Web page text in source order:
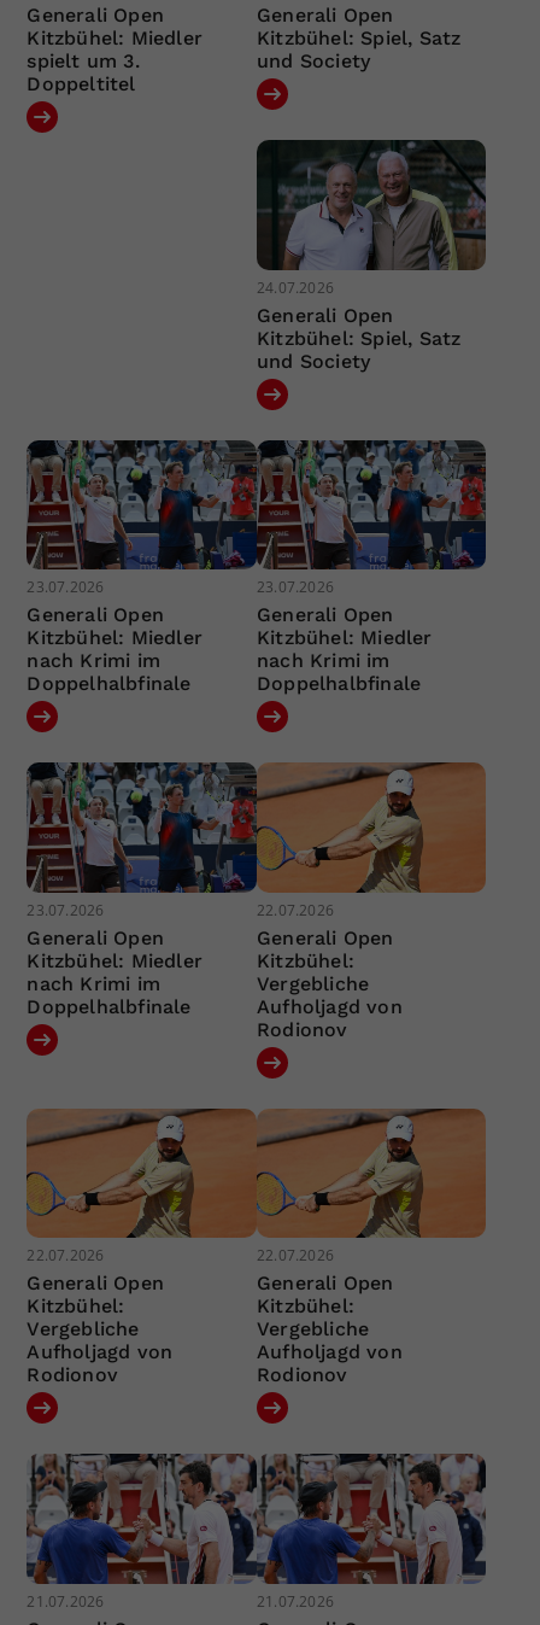
Generali Open
Kitzbühel: Miedler
spielt um 3.
Doppeltitel
Generali Open
Kitzbühel: Spiel, Satz
und Society
24.07.2026
Generali Open
Kitzbühel: Spiel, Satz
und Society
23.07.2026
Generali Open
Kitzbühel: Miedler
nach Krimi im
Doppelhalbfinale
23.07.2026
Generali Open
Kitzbühel: Miedler
nach Krimi im
Doppelhalbfinale
23.07.2026
Generali Open
Kitzbühel: Miedler
nach Krimi im
Doppelhalbfinale
22.07.2026
Generali Open
Kitzbühel:
Vergebliche
Aufholjagd von
Rodionov
22.07.2026
Generali Open
Kitzbühel:
Vergebliche
Aufholjagd von
Rodionov
22.07.2026
Generali Open
Kitzbühel:
Vergebliche
Aufholjagd von
Rodionov
21.07.2026 21.07.2026